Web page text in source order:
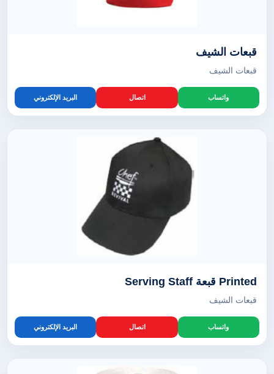
قبعات الشيف
قبعات الشيف
واتساب اتصال البريد الإلكتروني
Printed قبعة Serving Staff
قبعات الشيف
واتساب اتصال البريد الإلكتروني